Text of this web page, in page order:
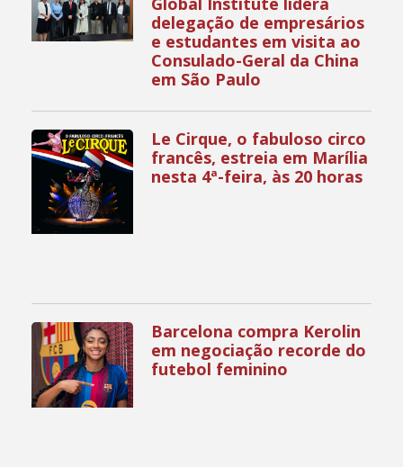
delegação de empresários
e estudantes em visita ao
Consulado-Geral da China
em São Paulo
Le Cirque, o fabuloso circo
francês, estreia em Marília
nesta 4ª-feira, às 20 horas
Barcelona compra Kerolin
em negociação recorde do
futebol feminino